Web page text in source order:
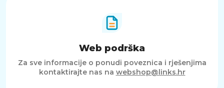
Web podrška
Za sve informacije o ponudi poveznica i rješenjima
kontaktirajte nas na webshop@links.hr